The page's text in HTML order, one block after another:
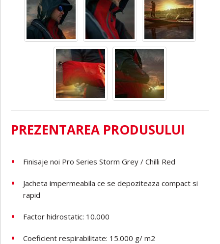
PREZENTAREA PRODUSULUI
Finisaje noi Pro Series Storm Grey / Chilli Red
Jacheta impermeabila ce se depoziteaza compact si
rapid
Factor hidrostatic: 10.000
Coeficient respirabilitate: 15.000 g/ m2